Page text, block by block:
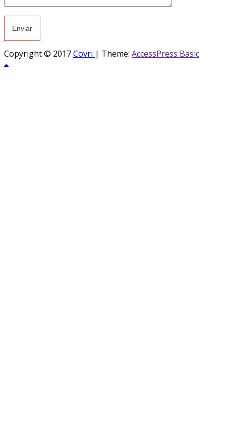
Copyright © 2017Covri | Theme: AccessPress Basic